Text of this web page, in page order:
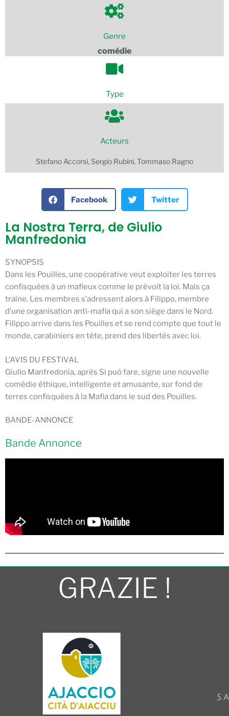
Genre
comédie
Type
Acteurs
Stefano Accorsi, Sergio Rubini, Tommaso Ragno
Facebook Twitter
La Nostra Terra, de Giulio
Manfredonia
SYNOPSIS
Dans les Pouilles, une coopérative veut exploiter les terres
confisquées à un mafieux comme le prévoit la loi. Mais ça
traîne. Les membres s’adressent alors à Filippo, membre
d’une organisation anti-mafia qui a son siège dans le Nord.
Filippo arrive dans les Pouilles et se rend compte que tout le
monde, carabiniers en tête, prend des libertés avec loi.
L’AVIS DU FESTIVAL
Giulio Manfredonia, après Si può fare, signe une nouvelle
comédie éthique, intelligente et amusante, sur fond de
terres confisquées à la Mafia dans le sud des Pouilles.
BANDE-ANNONCE
Bande Annonce
GRAZIE !